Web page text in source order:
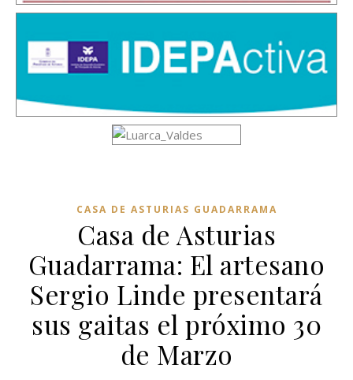
CASA DE ASTURIAS GUADARRAMA
Casa de Asturias
Guadarrama: El artesano
Sergio Linde presentará
sus gaitas el próximo 30
de Marzo